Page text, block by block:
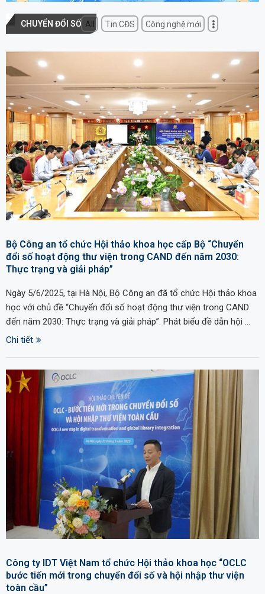
CHUYỂN ĐỔI SỐ All Tin CĐS Công nghệ mới
Bộ Công an tổ chức Hội thảo khoa học cấp Bộ “Chuyển
đổi số hoạt động thư viện trong CAND đến năm 2030:
Thực trạng và giải pháp”
Ngày 5/6/2025, tại Hà Nội, Bộ Công an đã tổ chức Hội thảo khoa
học với chủ đề “Chuyển đổi số hoạt động thư viện trong CAND
đến năm 2030: Thực trạng và giải pháp”. Phát biểu đề dẫn hội …
Chi tiết
Công ty IDT Việt Nam tổ chức Hội thảo khoa học “OCLC
bước tiến mới trong chuyển đổi số và hội nhập thư viện
toàn cầu”